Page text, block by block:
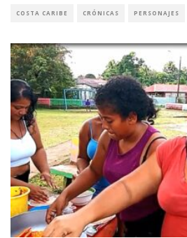
COSTA CARIBE CRÓNICAS PERSONAJES